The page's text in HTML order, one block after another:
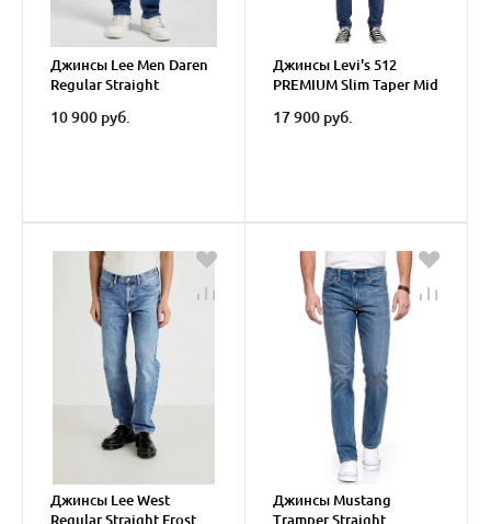
Джинсы Lee Men Daren
Regular Straight
10 900 руб.
Джинсы Levi's 512
PREMIUM Slim Taper Mid
17 900 руб.
Джинсы Lee West
Regular Straight Frost
Джинсы Mustang
Tramper Straight